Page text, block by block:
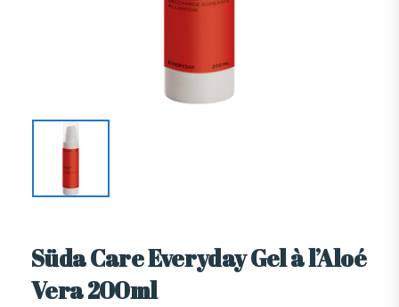
Süda Care Everyday Gel à l’Aloé
Vera 200ml